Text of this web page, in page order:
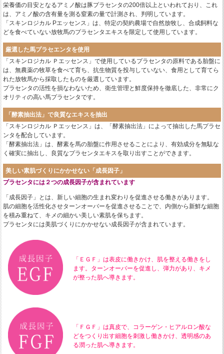
栄養価の目安となるアミノ酸は豚プラセンタの200倍以上といわれており、これ
は、アミノ酸の含有量を測る窒素の量で計測され、判明しています。
「スキンロジカル Pエッセンス」は、特定の契約農場で自然放牧し、合成飼料な
どを食べていない放牧馬のプラセンタエキスを限定して使用しています。
厳選した馬プラセエンタを使用
「スキンロジカル Ｐエッセンス」で使用しているプラセンタの原料である胎盤に
は、無農薬の牧草を食べて育ち、抗生物質を投与していない、食用として育てら
れた放牧馬から採取したものを厳選しています。
プラセンタの活性を損なわないため、衛生管理と鮮度保持を徹底した、非常にク
オリティの高い馬プラセンタです。
「酵素抽出法」で良質なエキスを抽出
「スキンロジカル Ｐエッセンス」は、「酵素抽出法」によって抽出した馬プラセ
ンタを配合しています。
「酵素抽出法」は、酵素を馬の胎盤に作用させることにより、有効成分を無駄な
く確実に抽出し、良質なプラセンタエキスを取り出すことができます。
美しい素肌づくりにかかせない「成長因子」
プラセンタには２つの成長因子が含まれています
「成長因子」とは、新しい細胞の生まれ変わりを促進させる働きがあります。
肌の細胞を活性化させターンオーバーを促進させることで、内側から新鮮な細胞
を積み重ねて、キメの細かい美しい素肌を保ちます。
プラセンタには美肌づくりにかかせない成長因子が含まれています。
「ＥＧＦ」は表皮に働きかけ、肌を整える働きをし
ます。ターンオーバーを促進し、弾力があり、キメ
が整った肌へ導きます。
「ＦＧＦ」は真皮で、コラーゲン・ヒアルロン酸な
どをつくり出す細胞を刺激し働きかけ、透明感のあ
る潤った肌へ導きます。